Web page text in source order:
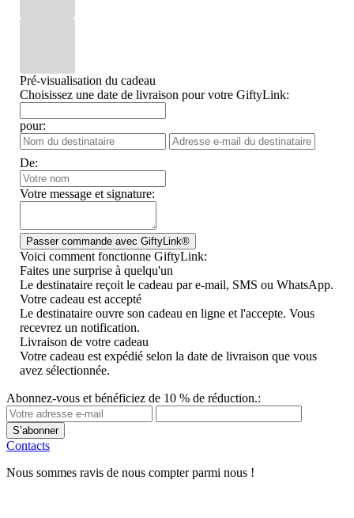
Pré-visualisation du cadeau
Choisissez une date de livraison pour votre GiftyLink:
pour:
De:
Votre message et signature:
Voici comment fonctionne GiftyLink:
Faites une surprise à quelqu'un
Le destinataire reçoit le cadeau par e-mail, SMS ou WhatsApp.
Votre cadeau est accepté
Le destinataire ouvre son cadeau en ligne et l'accepte. Vous
recevrez un notification.
Livraison de votre cadeau
Votre cadeau est expédié selon la date de livraison que vous
avez sélectionnée.
Abonnez-vous et bénéficiez de 10 % de réduction.:
S’abonner
Contacts
Nous sommes ravis de nous compter parmi nous !